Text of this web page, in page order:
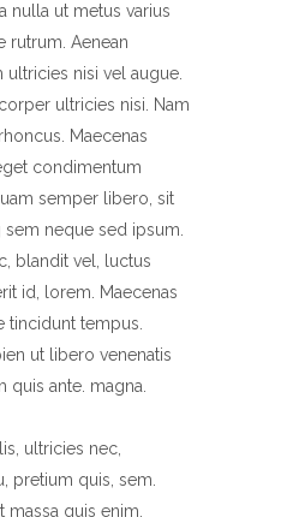
nulla ut metus varius
rutrum. Aenean
ultricies nisi vel augue.
ultricies nisi. Nam
Maecenas
condimentum
semper libero, sit
neque sed ipsum.
blandit vel, luctus
id, lorem. Maecenas
tincidunt tempus.
ut libero venenatis
quis ante. magna.
ultricies nec,
pretium quis, sem.
massa quis enim.